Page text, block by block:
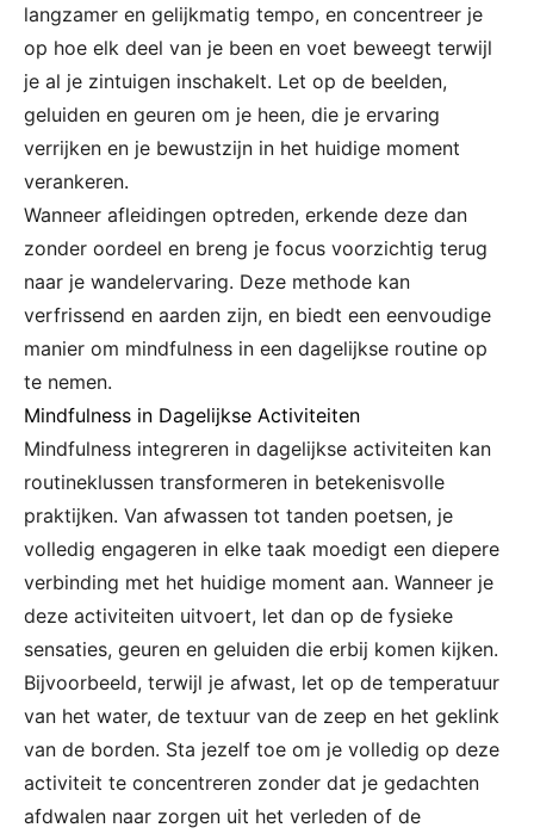
langzamer en gelijkmatig tempo, en concentreer je
op hoe elk deel van je been en voet beweegt terwijl
je al je zintuigen inschakelt. Let op de beelden,
geluiden en geuren om je heen, die je ervaring
verrijken en je bewustzijn in het huidige moment
verankeren.
Wanneer afleidingen optreden, erkende deze dan
zonder oordeel en breng je focus voorzichtig terug
naar je wandelervaring. Deze methode kan
verfrissend en aarden zijn, en biedt een eenvoudige
manier om mindfulness in een dagelijkse routine op
te nemen.
Mindfulness in Dagelijkse Activiteiten
Mindfulness integreren in dagelijkse activiteiten kan
routineklussen transformeren in betekenisvolle
praktijken. Van afwassen tot tanden poetsen, je
volledig engageren in elke taak moedigt een diepere
verbinding met het huidige moment aan. Wanneer je
deze activiteiten uitvoert, let dan op de fysieke
sensaties, geuren en geluiden die erbij komen kijken.
Bijvoorbeeld, terwijl je afwast, let op de temperatuur
van het water, de textuur van de zeep en het geklink
van de borden. Sta jezelf toe om je volledig op deze
activiteit te concentreren zonder dat je gedachten
afdwalen naar zorgen uit het verleden of de